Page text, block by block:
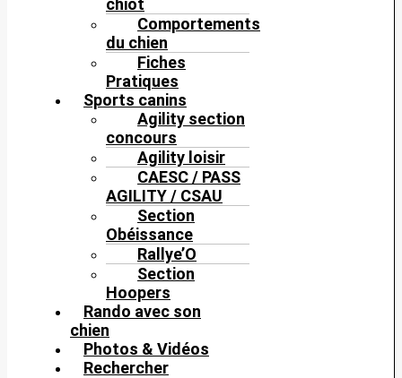
chiot
Comportements
du chien
Fiches
Pratiques
Sports canins
Agility section
concours
Agility loisir
CAESC / PASS
AGILITY / CSAU
Section
Obéissance
Rallye’O
Section
Hoopers
Rando avec son
chien
Photos & Vidéos
Rechercher